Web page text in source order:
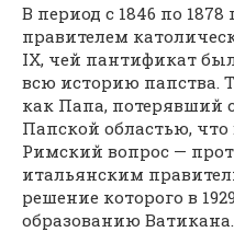
В период с 1846 по
правителем
IX, чей пантификат
всю историю папства.
как Папа, потерявший
Папской областью, что
Римский вопрос —
итальянским
решение которого в
образованию Ватикана.